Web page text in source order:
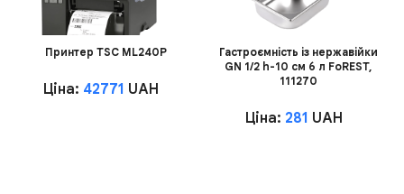
Принтер TSC ML240P
Ціна: 42771 UAH
Гастроємність із нержавійки
GN 1/2 h-10 см 6 л FoREST,
111270
Ціна: 281 UAH